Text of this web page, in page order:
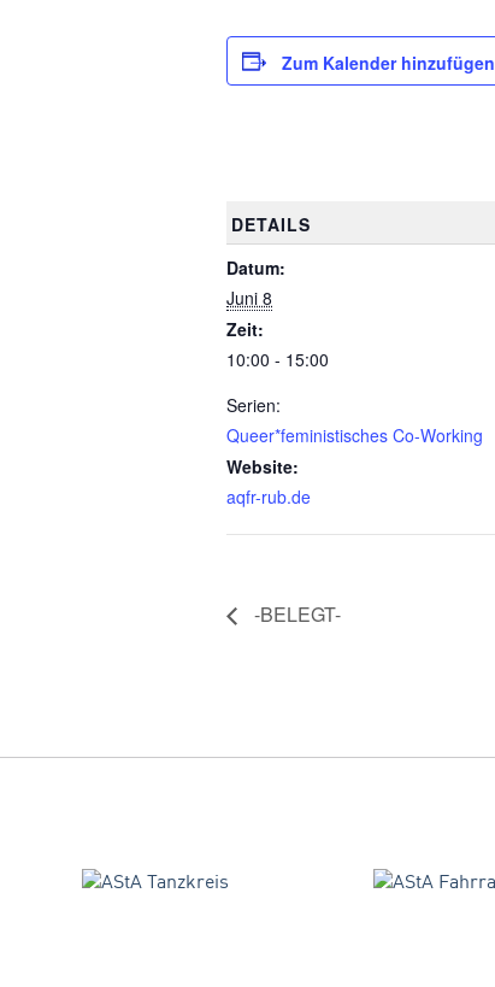
Zum Kalender hinzufügen
DETAILS
Datum:
Juni 8
Zeit:
10:00 - 15:00
Serien:
Queer*feministisches Co-Working
Website:
aqfr-rub.de
-BELEGT-